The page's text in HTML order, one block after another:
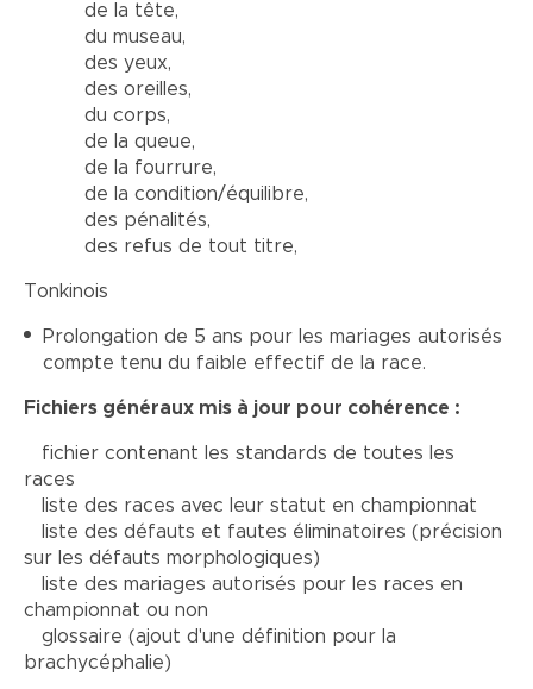
de la tête,
du museau,
des yeux,
des oreilles,
du corps,
de la queue,
de la fourrure,
de la condition/équilibre,
des pénalités,
des refus de tout titre,
Tonkinois
Prolongation de 5 ans pour les mariages autorisés
compte tenu du faible effectif de la race.
Fichiers généraux mis à jour pour cohérence :
fichier contenant les standards de toutes les
races
liste des races avec leur statut en championnat
liste des défauts et fautes éliminatoires (précision
sur les défauts morphologiques)
liste des mariages autorisés pour les races en
championnat ou non
glossaire (ajout d'une définition pour la
brachycéphalie)